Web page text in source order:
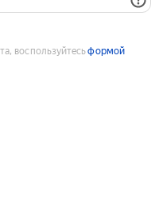
воспользуйтесьформой